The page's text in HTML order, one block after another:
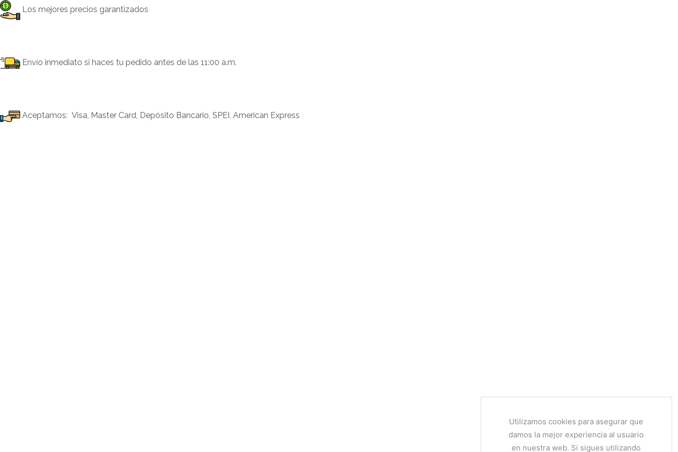
Los mejores precios garantizados
Envío inmediato si haces tu pedido antes de las 11:00 a.m.
Aceptamos: Visa, Master Card, Depósito Bancario, SPEI, American Express
Utilizamos cookies para asegurar que
damos la mejor experiencia al usuario
en nuestra web. Si sigues utilizando